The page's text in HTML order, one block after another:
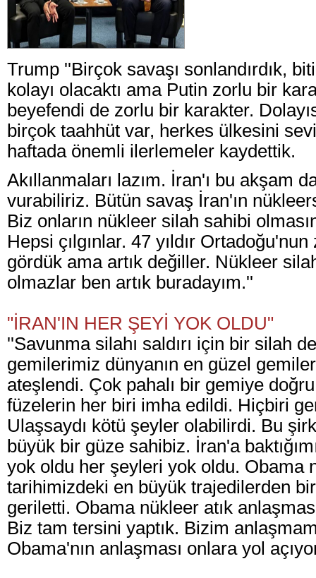
Trump ''Birçok savaşı sonlandırdık,
kolayı olacaktı ama Putin zorlu bir
beyefendi de zorlu bir karakter.
birçok taahhüt var, herkes ülkesini
haftada önemli ilerlemeler kaydettik.
Akıllanmaları lazım. İran'ı bu akşam
vurabiliriz. Bütün savaş İran'ın
Biz onların nükleer silah sahibi
Hepsi çılgınlar. 47 yıldır
gördük ama artık değiller. Nükleer
olmazlar ben artık buradayım.''
"İRAN'IN HER ŞEYİ YOK OLDU"
''Savunma silahı saldırı için bir silah
gemilerimiz dünyanın en güzel
ateşlendi. Çok pahalı bir gemiye
füzelerin her biri imha edildi. Hiçbiri
Ulaşsaydı kötü şeyler olabilirdi. Bu
büyük bir güze sahibiz. İran'a
yok oldu her şeyleri yok oldu. Obama
tarihimizdeki en büyük trajedilerden
geriletti. Obama nükleer atık
Biz tam tersini yaptık. Bizim
Obama'nın anlaşması onlara yol